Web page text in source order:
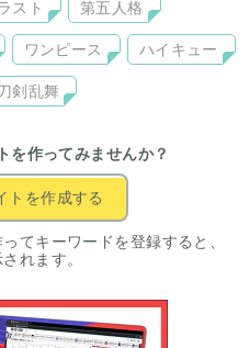
スト 第五人格
ワンピース ハイキュー
刀剣乱舞
を作ってみませんか？
トを作成する
てキーワードを登録すると、
れます。